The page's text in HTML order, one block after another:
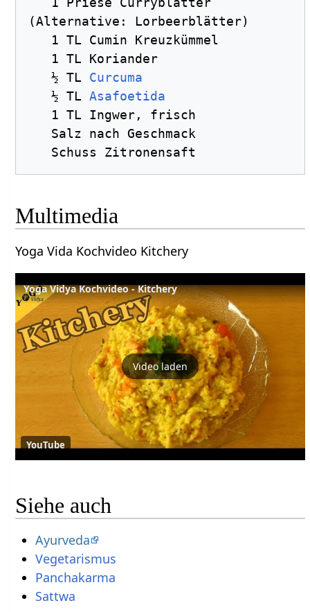
(Alternative: Lorbeerblätter)
   ½ TL
Curcuma
   ½ TL
Asafoetida
Multimedia
Yoga Vida Kochvideo Kitchery
Yoga Vidya Kochvideo - Kitchery
Video laden
YouTube
Siehe auch
Ayurveda
Vegetarismus
Panchakarma
Sattwa